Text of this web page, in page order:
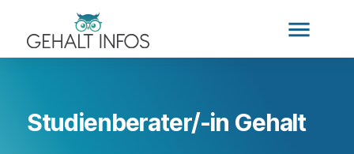
menu
Studienberater/-in Gehalt